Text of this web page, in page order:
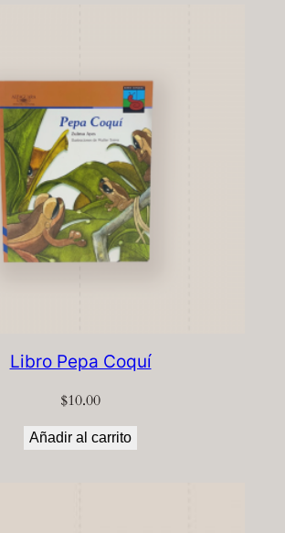
Libro Pepa Coquí
$10.00
Añadir al carrito